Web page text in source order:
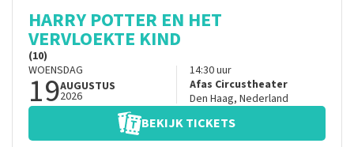
HARRY POTTER EN HET
VERVLOEKTE KIND
(10)
WOENSDAG
19AUGUSTUS
2026
14:30uur
Afas Circustheater
Den Haag, Nederland
BEKIJK TICKETS